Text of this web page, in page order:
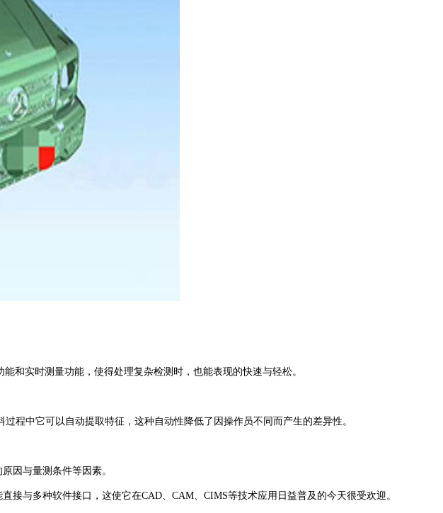
实时测量功能，使得处理复杂检测时，也能表现的快速与轻松。
中它可以自动提取特征，这种自动性降低了因操作员不同而产生的差异性。
因与量测条件等因素。
与多种软件接口，这使它在CAD、CAM、CIMS等技术应用日益普及的今天很受欢迎。